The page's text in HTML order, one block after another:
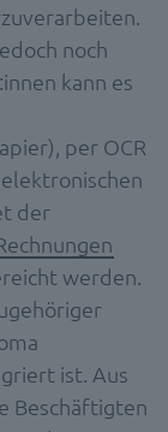
noch
kann es
per OCR
der
werden.
ist. Aus
Beschäftigten